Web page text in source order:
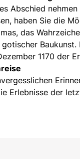
Abschied
haben Sie die
das
1170 der
Erlebnisse der